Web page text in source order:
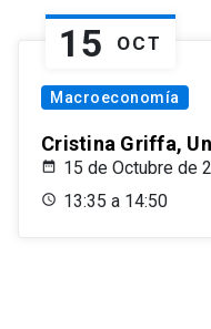
15 OCT
Macroeconomía
Cristina Griffa,
15 de Octubre de
13:35 a 14:50